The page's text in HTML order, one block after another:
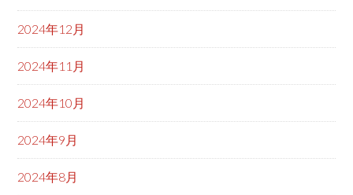
2024年12月
2024年11月
2024年10月
2024年9月
2024年8月